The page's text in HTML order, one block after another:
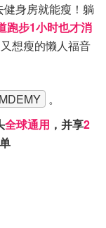
健身房就能瘦！躺
跑步1小时也才消
想瘦的懒人福音
。
全球通用 ，并享2